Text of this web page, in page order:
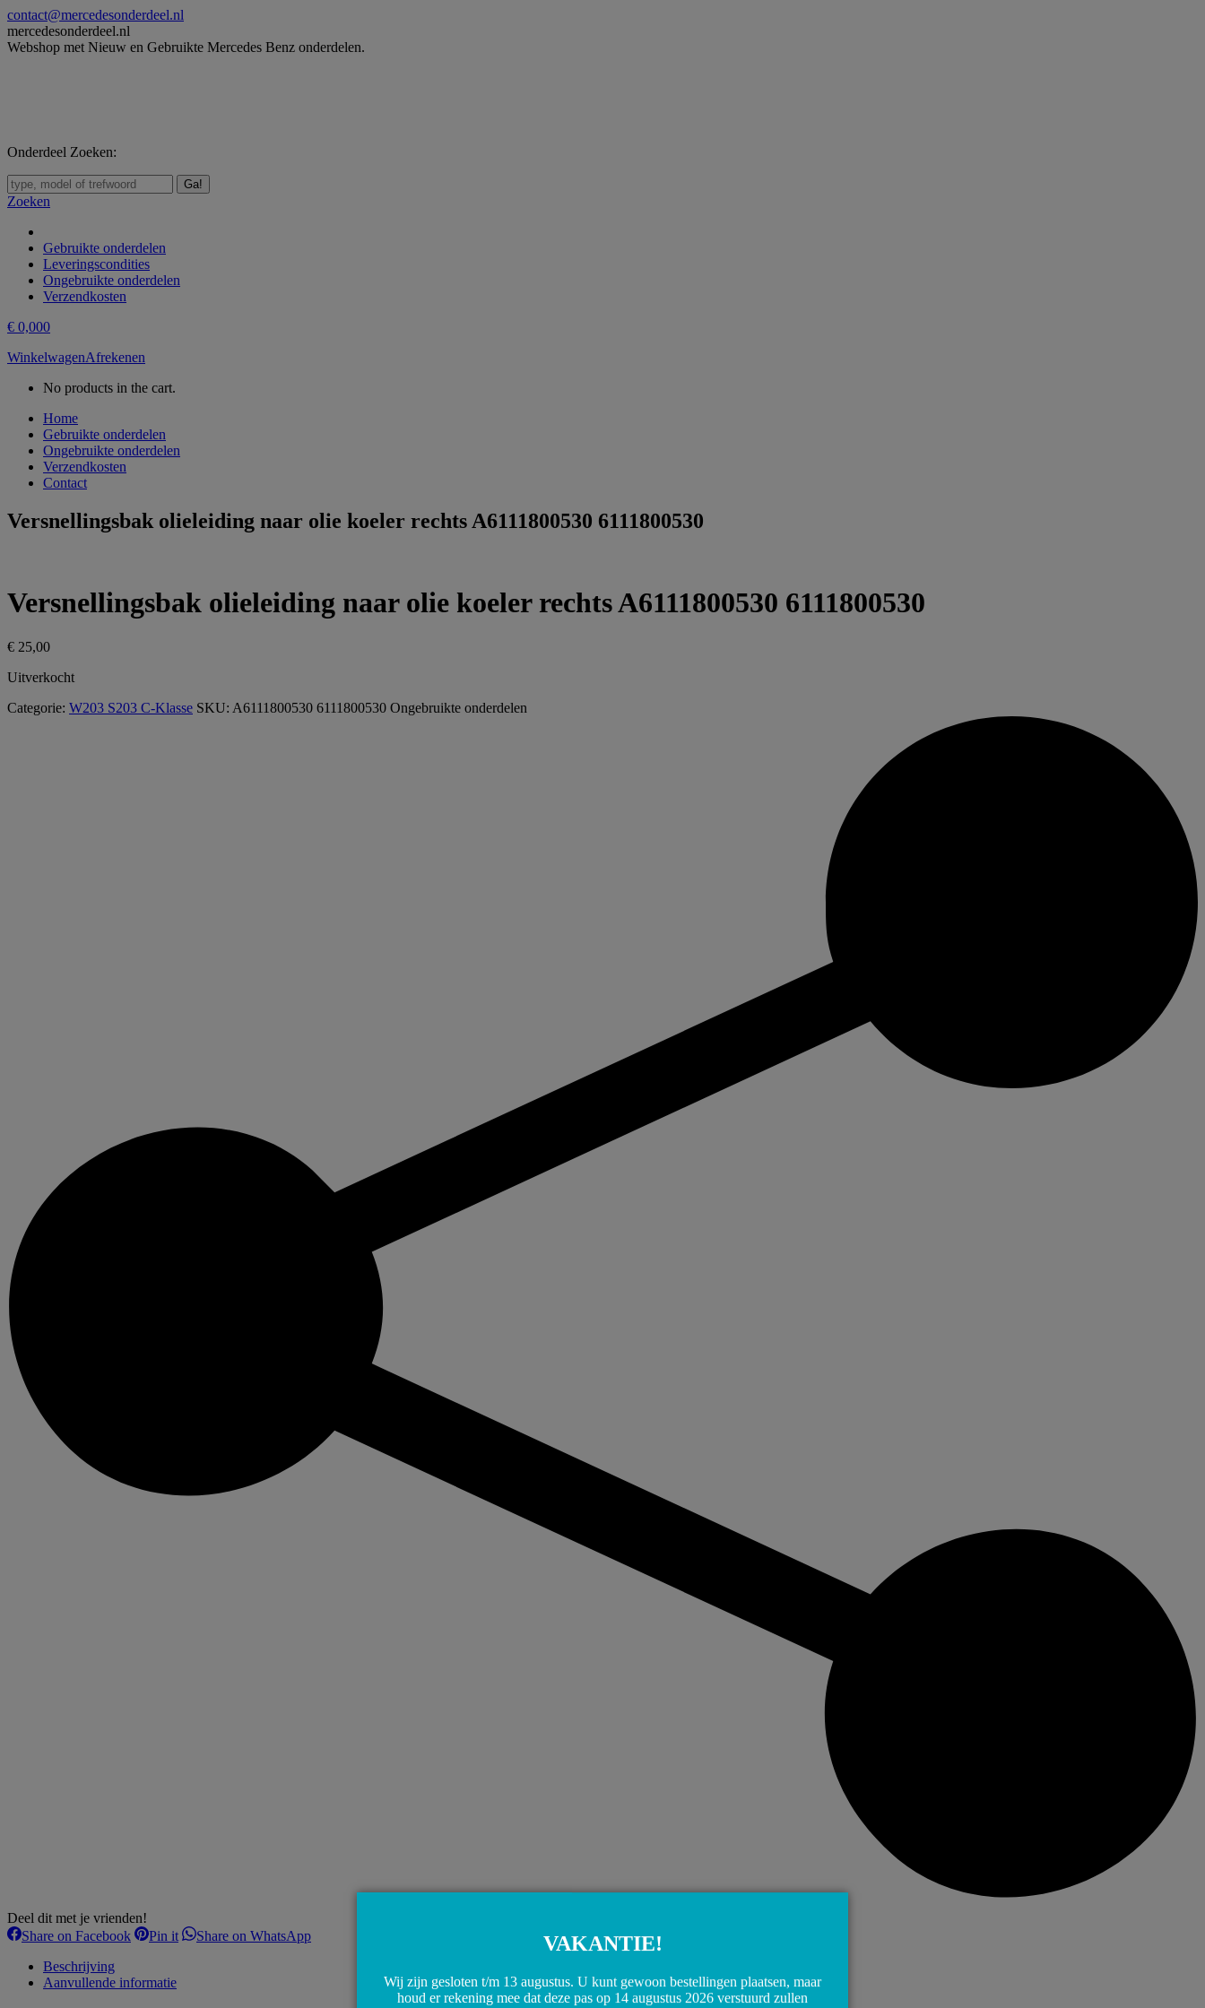
Skip
to
content
contact@mercedesonderdeel.nl
mercedesonderdeel.nl
Webshop met Nieuw en Gebruikte Mercedes Benz onderdelen.
Onderdeel Zoeken:
Zoeken:
Zoeken
Gebruikte onderdelen
Leveringscondities
Ongebruikte onderdelen
Verzendkosten
€ 0,000
WinkelwagenAfrekenen
No products in the cart.
Home
Gebruikte onderdelen
Ongebruikte onderdelen
Verzendkosten
Contact
Versnellingsbak olieleiding naar olie koeler rechts A6111800530 6111800530
Versnellingsbak olieleiding naar olie koeler rechts A6111800530 6111800530
€ 25,00
Uitverkocht
Categorie: W203 S203 C-Klasse SKU: A6111800530 6111800530 Ongebruikte onderdelen
Deel dit met je vrienden!
Share on FacebookSharePin itShareShare on WhatsAppShare
Beschrijving
Aanvullende informatie
VAKANTIE!
Wij zijn gesloten t/m 13 augustus. U kunt gewoon bestellingen plaatsen, maar
houd er rekening mee dat deze pas op 14 augustus 2026 verstuurd zullen